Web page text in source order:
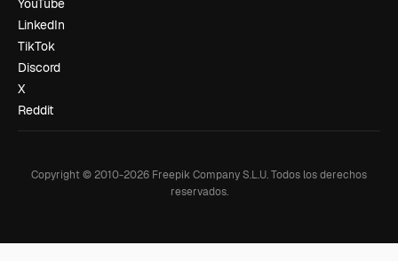
YouTube
LinkedIn
TikTok
Discord
X
Reddit
Copyright © 2010-2026 Freepik Company S.L.U.Todos los derechos
reservados.